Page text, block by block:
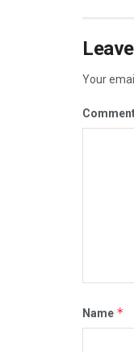
Your
Name *